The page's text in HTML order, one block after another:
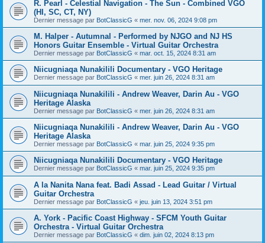
R. Pearl - Celestial Navigation - The Sun - Combined VGO
(HI, SC, CT, NY)
Dernier message par BotClassicG « mer. nov. 06, 2024 9:08 pm
M. Halper - Autumnal - Performed by NJGO and NJ HS
Honors Guitar Ensemble - Virtual Guitar Orchestra
Dernier message par BotClassicG « mar. oct. 15, 2024 8:31 am
Niicugniaqa Nunakilili Documentary - VGO Heritage
Dernier message par BotClassicG « mer. juin 26, 2024 8:31 am
Niicugniaqa Nunakilili - Andrew Weaver, Darin Au - VGO
Heritage Alaska
Dernier message par BotClassicG « mer. juin 26, 2024 8:31 am
Niicugniaqa Nunakilili - Andrew Weaver, Darin Au - VGO
Heritage Alaska
Dernier message par BotClassicG « mar. juin 25, 2024 9:35 pm
Niicugniaqa Nunakilili Documentary - VGO Heritage
Dernier message par BotClassicG « mar. juin 25, 2024 9:35 pm
A la Nanita Nana feat. Badi Assad - Lead Guitar / Virtual
Guitar Orchestra
Dernier message par BotClassicG « jeu. juin 13, 2024 3:51 pm
A. York - Pacific Coast Highway - SFCM Youth Guitar
Orchestra - Virtual Guitar Orchestra
Dernier message par BotClassicG « dim. juin 02, 2024 8:13 pm